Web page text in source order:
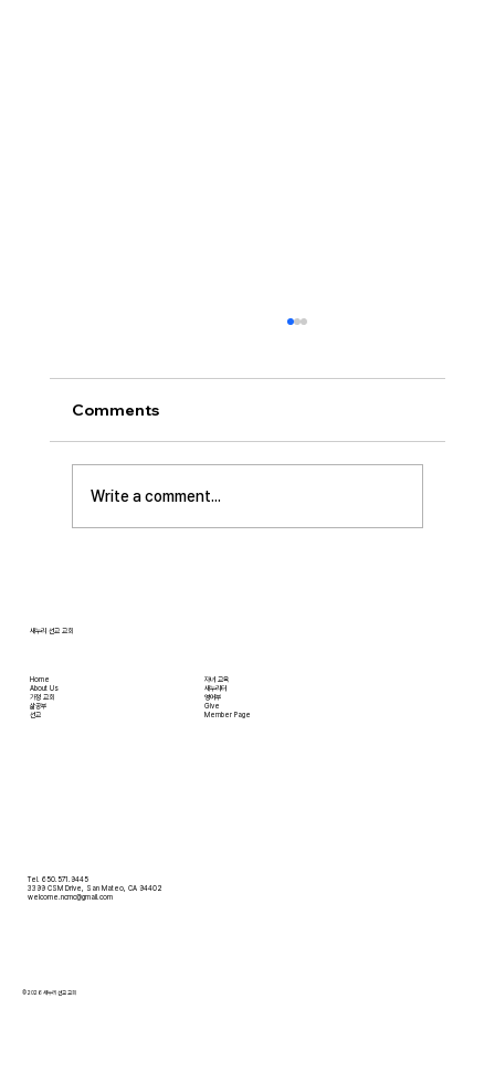
• 성만찬 오늘 예배중에 있습니다. 준비해 주신
부장님께 감사드립니다. • 북가주 남침례교 한인
교회 협의회 모임 8월 11일 화요일 오전 11시에
저희 교회에서 호스트 합니다. 목회자 40여명 식
사 준비를 돕고자 하시는 분들은 정경애 권사님
Comments
Write a comment...
Home
About Us
​가정 교회
​삶공부
​선교
자녀 교육
새누리터
영어부
Give
Member Page
Tel. 650.571.9445
3399 CSM Drive, San Mateo, CA 94402
welcome.ncmc@gmail.com
© 2026 새누리 선교 교회
새누리 선교 교회